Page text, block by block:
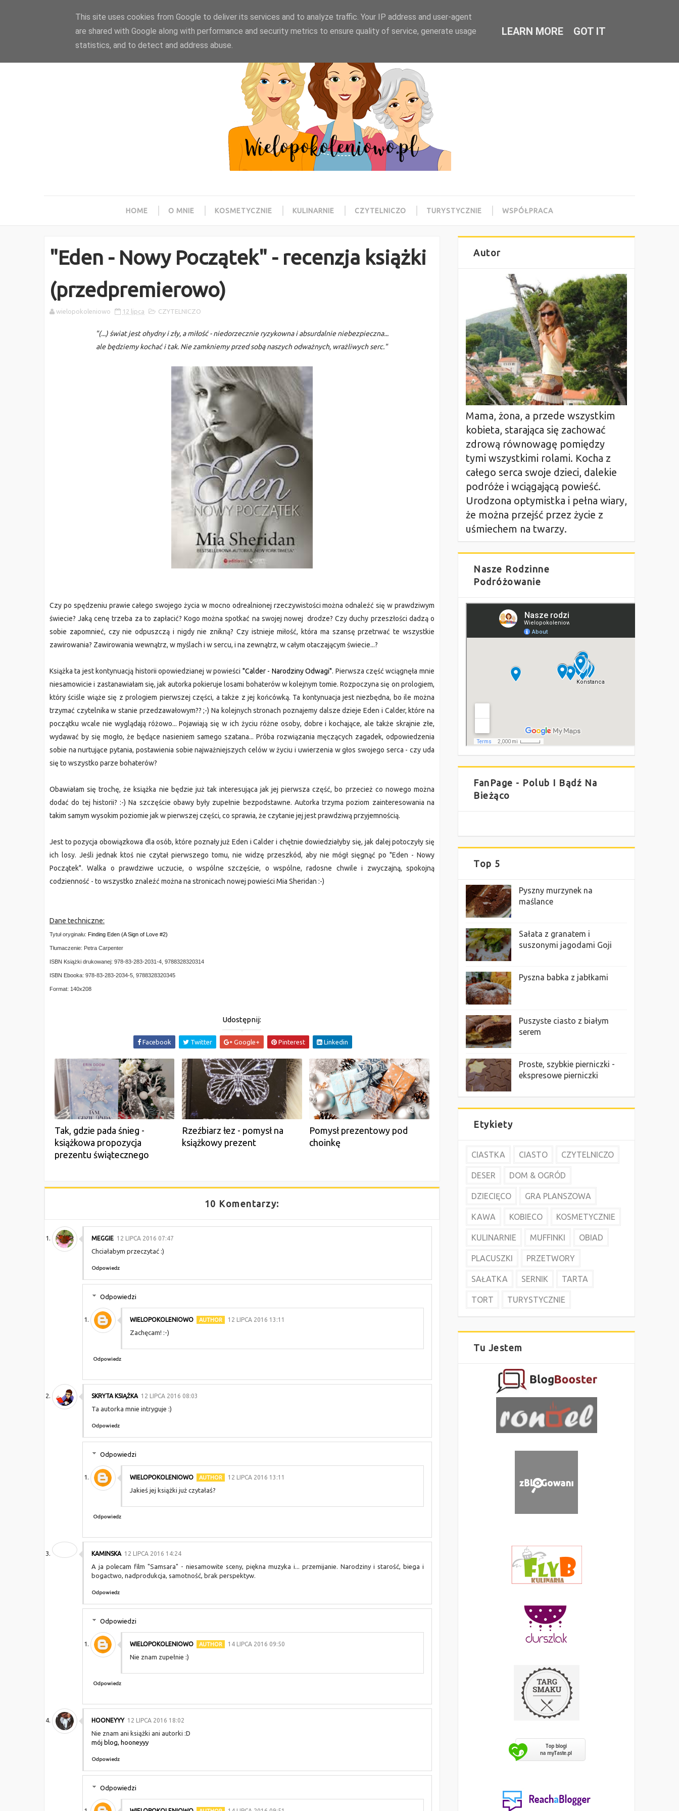
HOME O MNIE KOSMETYCZNIE KULINARNIE CZYTELNICZO TURYSTYCZNIE WSPÓŁPRACA
"Eden - Nowy Początek" - recenzja książki
(przedpremierowo)
wielopokoleniowo 12 lipca CZYTELNICZO
"(...) świat jest ohydny i zły, a miłość - niedorzecznie ryzykowna i absurdalnie niebezpieczna...
ale będziemy kochać i tak. Nie zamkniemy przed sobą naszych odważnych, wrażliwych serc."
Czy po spędzeniu prawie całego swojego życia w mocno odrealnionej rzeczywistości można odnaleźć się w prawdziwym
świecie? Jaką cenę trzeba za to zapłacić? Kogo można spotkać na swojej nowej drodze? Czy duchy przeszłości dadzą o
sobie zapomnieć, czy nie odpuszczą i nigdy nie znikną? Czy istnieje miłość, która ma szansę przetrwać te wszystkie
zawirowania? Zawirowania wewnątrz, w myślach i w sercu, i na zewnątrz, w całym otaczającym świecie...?
Książka ta jest kontynuacją historii opowiedzianej w powieści "Calder - Narodziny Odwagi". Pierwsza część wciągnęła mnie
niesamowicie i zastanawiałam się, jak autorka pokieruje losami bohaterów w kolejnym tomie. Rozpoczyna się on prologiem,
który ściśle wiąże się z prologiem pierwszej części, a także z jej końcówką. Ta kontynuacja jest niezbędna, bo ile można
trzymać czytelnika w stanie przedzawałowym?? ;-) Na kolejnych stronach poznajemy dalsze dzieje Eden i Calder, które na
początku wcale nie wyglądają różowo... Pojawiają się w ich życiu różne osoby, dobre i kochające, ale także skrajnie złe,
wydawać by się mogło, że będące nasieniem samego szatana... Próba rozwiązania męczących zagadek, odpowiedzenia
sobie na nurtujące pytania, postawienia sobie najważniejszych celów w życiu i uwierzenia w głos swojego serca - czy uda
się to wszystko parze bohaterów?
Obawiałam się trochę, że książka nie będzie już tak interesująca jak jej pierwsza część, bo przecież co nowego można
dodać do tej historii? :-) Na szczęście obawy były zupełnie bezpodstawne. Autorka trzyma poziom zainteresowania na
takim samym wysokim poziomie jak w pierwszej części, co sprawia, że czytanie jej jest prawdziwą przyjemnością.
Jest to pozycja obowiązkowa dla osób, które poznały już Eden i Calder i chętnie dowiedziałyby się, jak dalej potoczyły się
ich losy. Jeśli jednak ktoś nie czytał pierwszego tomu, nie widzę przeszkód, aby nie mógł sięgnąć po "Eden - Nowy
Początek". Walka o prawdziwe uczucie, o wspólne szczęście, o wspólne, radosne chwile i zwyczajną, spokojną
codzienność - to wszystko znaleźć można na stronicach nowej powieści Mia Sheridan :-)
Dane techniczne:
Tytuł oryginału: Finding Eden (A Sign of Love #2)
Tłumaczenie: Petra Carpenter
ISBN Książki drukowanej: 978-83-283-2031-4, 9788328320314
ISBN Ebooka: 978-83-283-2034-5, 9788328320345
Format: 140x208
Udostępnij:
Facebook Twitter Google+ Pinterest Linkedin
Tak, gdzie pada śnieg -
książkowa propozycja
prezentu świątecznego
Rzeźbiarz łez - pomysł na
książkowy prezent
Pomysł prezentowy pod
choinkę
10 Komentarzy:
MEGGIE 12 LIPCA 2016 07:47
Chciałabym przeczytać :)
Odpowiedz
Odpowiedzi
WIELOPOKOLENIOWO 12 LIPCA 2016 13:11
Zachęcam! :-)
Odpowiedz
SKRYTA KSIĄŻKA 12 LIPCA 2016 08:03
Ta autorka mnie intryguje :)
Odpowiedz
Odpowiedzi
WIELOPOKOLENIOWO 12 LIPCA 2016 13:11
Jakieś jej książki już czytałaś?
Odpowiedz
KAMINSKA 12 LIPCA 2016 14:24
A ja polecam film "Samsara" - niesamowite sceny, piękna muzyka i... przemijanie. Narodziny i starość, biega i
bogactwo, nadprodukcja, samotność, brak perspektyw.
Odpowiedz
Odpowiedzi
WIELOPOKOLENIOWO 14 LIPCA 2016 09:50
Nie znam zupełnie :)
Odpowiedz
HOONEYYY 12 LIPCA 2016 18:02
Nie znam ani książki ani autorki :D
mój blog, hooneyyy
Odpowiedz
Odpowiedzi
Autor
Mama, żona, a przede wszystkim
kobieta, starająca się zachować
zdrową równowagę pomiędzy
tymi wszystkimi rolami. Kocha z
całego serca swoje dzieci, dalekie
podróże i wciągającą powieść.
Urodzona optymistka i pełna wiary,
że można przejść przez życie z
uśmiechem na twarzy.
Nasze Rodzinne
Podróżowanie
FanPage - Polub I Bądź Na
Bieżąco
Top 5
Pyszny murzynek na
maślance
Sałata z granatem i
suszonymi jagodami Goji
Pyszna babka z jabłkami
Puszyste ciasto z białym
serem
Proste, szybkie pierniczki -
ekspresowe pierniczki
Etykiety
CIASTKA CIASTO CZYTELNICZO
DESER DOM & OGRÓD
DZIECIĘCO GRA PLANSZOWA
KAWA KOBIECO KOSMETYCZNIE
KULINARNIE MUFFINKI OBIAD
PLACUSZKI PRZETWORY
SAŁATKA SERNIK TARTA
TORT TURYSTYCZNIE
Tu Jestem
This site uses cookies from Google to deliver its services and to analyze traffic. Your IP address and user-agent
are shared with Google along with performance and security metrics to ensure quality of service, generate usage
statistics, and to detect and address abuse.
LEARN MORE GOT IT